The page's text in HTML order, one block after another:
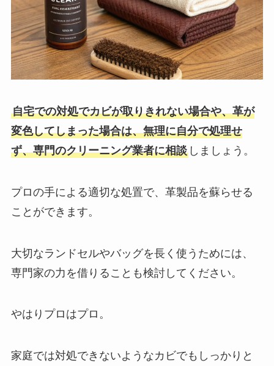
自宅での対処でカビが取りきれない場合や、革が
変色してしまった場合は、無理に自分で処理せ
ず、専門のクリーニング業者に相談しましょう。
プロの手による適切な処置で、革製品を蘇らせる
ことができます。
大切なランドセルやバッグを長く使うためには、
専門家の力を借りることも検討してください。
やはりプロはプロ。
家庭では対処できないようなカビでもしっかりと